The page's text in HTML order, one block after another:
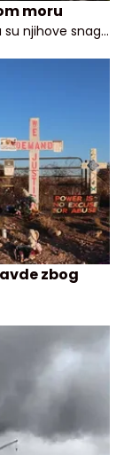
moru
su njihove snage
objekte u više
zbog